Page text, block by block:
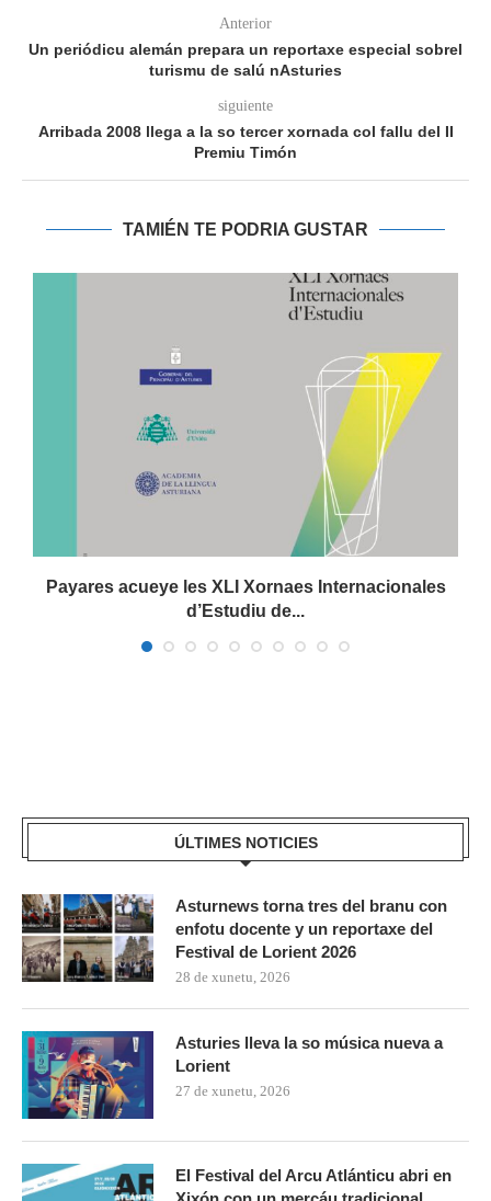
Anterior
Un periódicu alemán prepara un reportaxe especial sobrel
turismu de salú nAsturies
siguiente
Arribada 2008 llega a la so tercer xornada col fallu del II
Premiu Timón
TAMIÉN TE PODRIA GUSTAR
Payares acueye les XLI Xornaes Internacionales
d’Estudiu de...
ÚLTIMES NOTICIES
Asturnews torna tres del branu con
enfotu docente y un reportaxe del
Festival de Lorient 2026
28 de xunetu, 2026
Asturies lleva la so música nueva a
Lorient
27 de xunetu, 2026
El Festival del Arcu Atlánticu abri en